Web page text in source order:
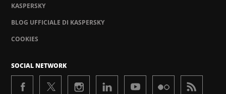
KASPERSKY
BLOG UFFICIALE DI KASPERSKY
COOKIES
SOCIAL NETWORK